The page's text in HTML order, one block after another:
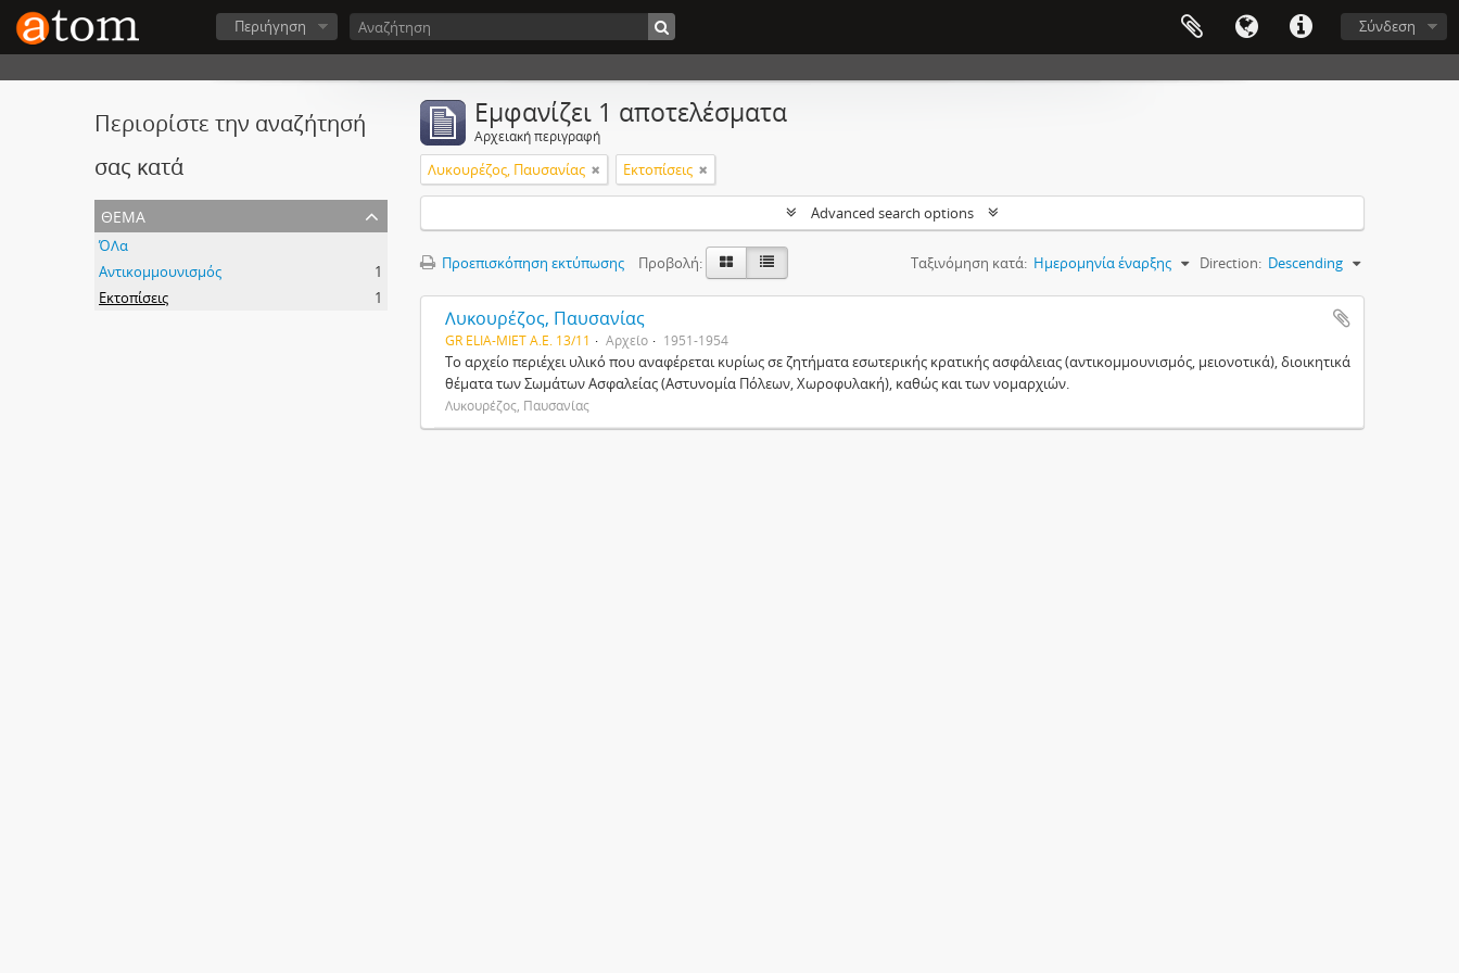
Σύνδεση
Περιήγηση
Περιορίστε την αναζήτησή
σας κατά
θέμα
ΌΛα
Αντικομμουνισμός
1
Εκτοπίσεις
1
Εμφανίζει 1 αποτελέσματα
Αρχειακή περιγραφή
Λυκουρέζος, Παυσανίας Εκτοπίσεις
Advanced search options
Προεπισκόπηση εκτύπωσης Προβολή: Ταξινόμηση κατά: Ημερομηνία έναρξης Direction: Descending
Λυκουρέζος, Παυσανίας
GR ELIA-MIET A.E. 13/11 Αρχείο 1951-1954
Το αρχείο περιέχει υλικό που αναφέρεται κυρίως σε ζητήματα εσωτερικής κρατικής ασφάλειας (αντικομμουνισμός, μειονοτικά), διοικητικά
θέματα των Σωμάτων Ασφαλείας (Αστυνομία Πόλεων, Χωροφυλακή), καθώς και των νομαρχιών.
Λυκουρέζος, Παυσανίας